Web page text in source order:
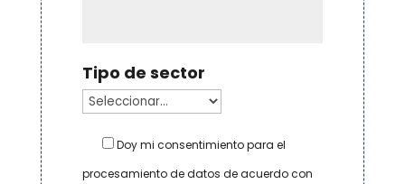
Tipo de sector
Doy mi consentimiento para el
procesamiento de datos de acuerdo con